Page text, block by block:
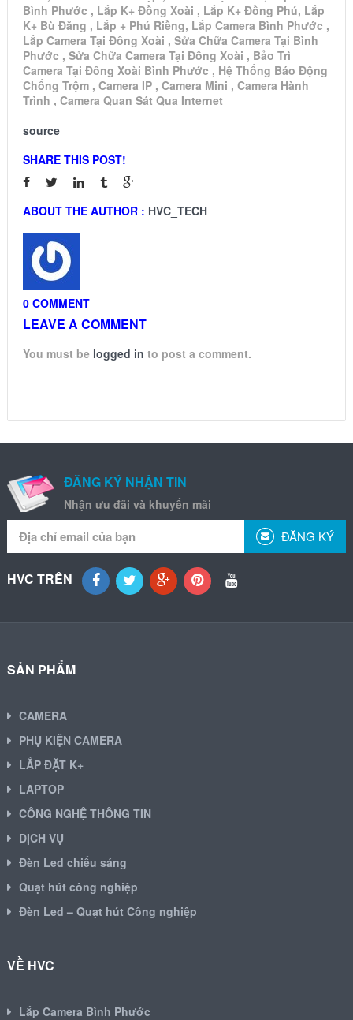
Bình Phước , Lắp K+ Đồng Xoài , Lắp K+ Đồng Phú, Lắp
K+ Bù Đăng , Lắp + Phú Riềng, Lắp Camera Bình Phước ,
Lắp Camera Tại Đồng Xoài , Sửa Chữa Camera Tại Bình
Phước , Sửa Chữa Camera Tại Đồng Xoài , Bảo Trì
Camera Tại Đồng Xoài Bình Phước , Hệ Thống Báo Động
Chống Trộm , Camera IP , Camera Mini , Camera Hành
Trình , Camera Quan Sát Qua Internet
source
SHARE THIS POST!
ABOUT THE AUTHOR : HVC_TECH
0 COMMENT
LEAVE A COMMENT
You must be logged in to post a comment.
ĐĂNG KÝ NHẬN TIN
Nhận ưu đãi và khuyến mãi
ĐĂNG KÝ
HVC TRÊN
SẢN PHẨM
CAMERA
PHỤ KIỆN CAMERA
LẮP ĐẶT K+
LAPTOP
CÔNG NGHỆ THÔNG TIN
DỊCH VỤ
Đèn Led chiếu sáng
Quạt hút công nghiệp
Đèn Led – Quạt hút Công nghiệp
VỀ HVC
Lắp Camera Bình Phước